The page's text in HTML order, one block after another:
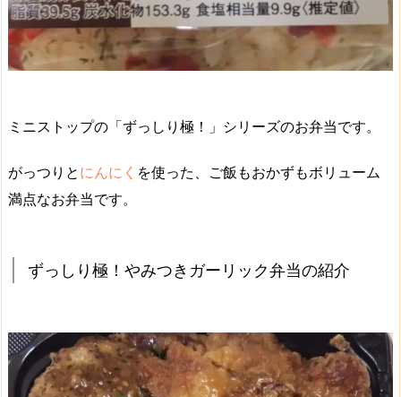
ミニストップの「ずっしり極！」シリーズのお弁当です。
がっつりとにんにく を使った、ご飯もおかずもボリューム
満点なお弁当です。
ずっしり極！やみつきガーリック弁当の紹介